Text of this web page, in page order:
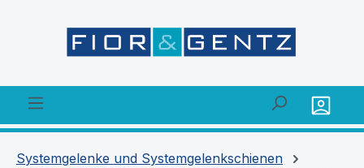
Systemgelenke und Systemgelenkschienen